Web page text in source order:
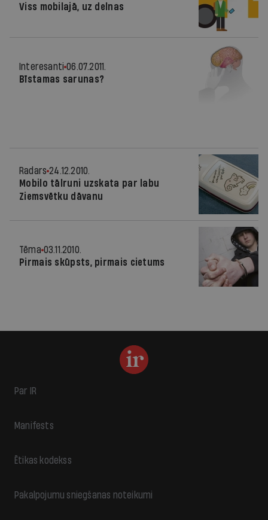
Viss mobilajā, uz delnas
Interesanti 06.07.2011.
Bīstamas sarunas?
Radars 24.12.2010.
Mobilo tālruni uzskata par labu
Ziemsvētku dāvanu
Tēma 03.11.2010.
Pirmais skūpsts, pirmais cietums
Par IR
Manifests
Ētikas kodekss
Pakalpojumu sniegšanas noteikumi